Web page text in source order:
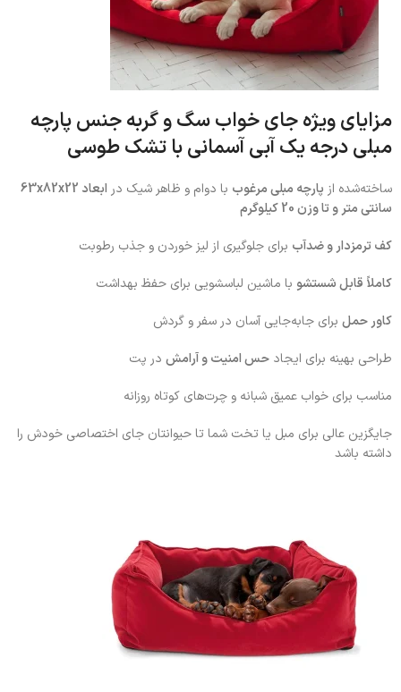
مزایای ویژه جای خواب سگ و گربه جنس پارچه
مبلی درجه یک آبی آسمانی با تشک طوسی
ساخته‌شده از پارچه مبلی مرغوب با دوام و ظاهر شیک در
ابعاد 63x82x22
سانتی متر و تا وزن 20 کیلوگرم
کف ترمزدار و ضدآب برای جلوگیری از لیز خوردن و جذب رطوبت
کاملاً قابل شستشو با ماشین لباسشویی برای حفظ بهداشت
کاور حمل برای جابه‌جایی آسان در سفر و گردش
طراحی بهینه برای ایجاد حس امنیت و آرامش در پت
مناسب برای خواب عمیق شبانه و چرت‌های کوتاه روزانه
جایگزین عالی برای مبل یا تخت شما تا حیوانتان جای اختصاصی خودش را
داشته باشد